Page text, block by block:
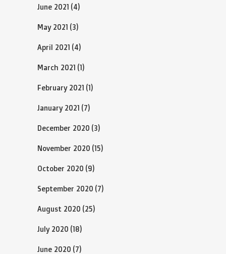
June 2021 (4)
May 2021 (3)
April 2021 (4)
March 2021 (1)
February 2021 (1)
January 2021 (7)
December 2020 (3)
November 2020 (15)
October 2020 (9)
September 2020 (7)
August 2020 (25)
July 2020 (18)
June 2020 (7)